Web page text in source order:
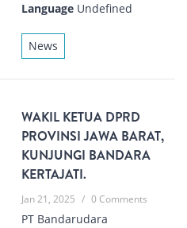
Language Undefined
News
WAKIL KETUA DPRD
PROVINSI JAWA BARAT,
KUNJUNGI BANDARA
KERTAJATI.
Jan 21, 2025 / 0 Comments
PT Bandarudara